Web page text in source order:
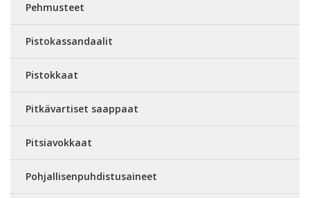
Pehmusteet
Pistokassandaalit
Pistokkaat
Pitkävartiset saappaat
Pitsiavokkaat
Pohjallisenpuhdistusaineet